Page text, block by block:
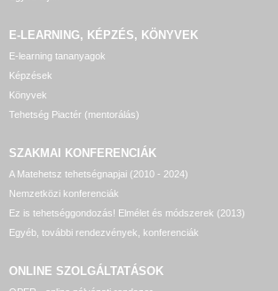
E-LEARNING, KÉPZÉS, KÖNYVEK
E-learning tananyagok
Képzések
Könyvek
Tehetség Piactér (mentorálás)
SZAKMAI KONFERENCIÁK
A Matehetsz tehetségnapjai (2010 - 2024)
Nemzetközi konferenciák
Ez is tehetséggondozás! Elmélet és módszerek (2013)
Egyéb, további rendezvények, konferenciák
ONLINE SZOLGÁLTATÁSOK